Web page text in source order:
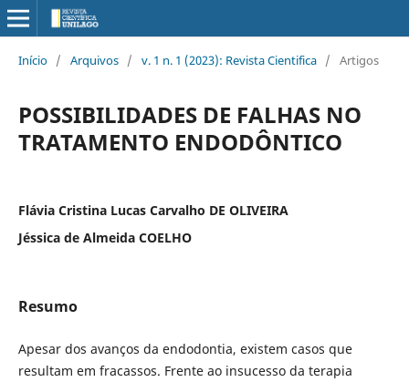
Início / Arquivos / v. 1 n. 1 (2023): Revista Cientifica / Artigos
POSSIBILIDADES DE FALHAS NO
TRATAMENTO ENDODÔNTICO
Flávia Cristina Lucas Carvalho DE OLIVEIRA
Jéssica de Almeida COELHO
Resumo
Apesar dos avanços da endodontia, existem casos que
resultam em fracassos. Frente ao insucesso da terapia